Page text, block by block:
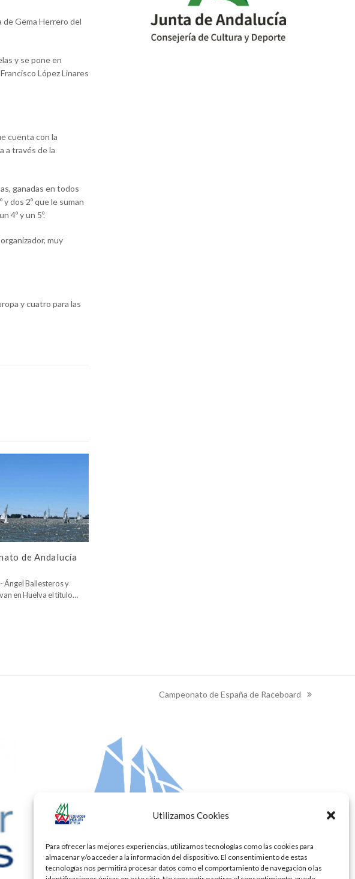
Utilizamos Cookies
Para ofrecer las mejores experiencias, utilizamos tecnologías como las cookies para
almacenar y/o acceder a la información del dispositivo. El consentimiento de estas
tecnologías nos permitirá procesar datos como el comportamiento de navegación o las
de Gema Herrero del
y se pone en
López Linares
cuenta con la
a través de la
ganadas en todos
dos 2º que le suman
4º y un 5º.
muy
y cuatro para las
de Andalucía
Ángel Ballesteros y
en Huelva el título…
next
Campeonato de España de Raceboard